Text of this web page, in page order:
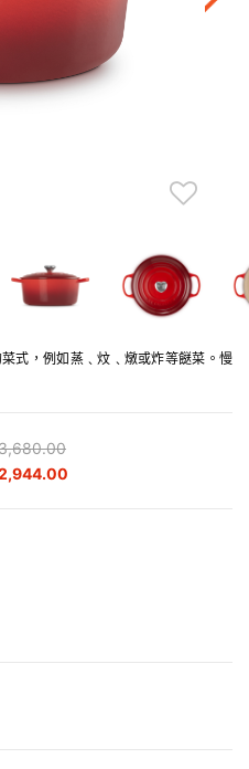
式，例如蒸﹑炆﹑燉或炸等餸菜。慢
from
to